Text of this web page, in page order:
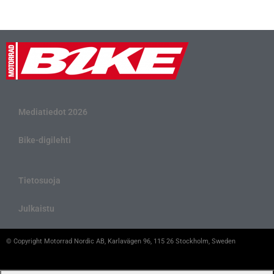
Mediatiedot 2026
Bike-digilehti
Tietosuoja
Julkaistu
© Copyright Motorrad Nordic AB, Karlavägen 96, 115 26 Stockholm, Sweden